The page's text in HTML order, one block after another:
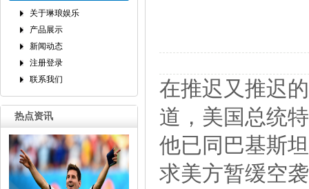
关于琳琅娱乐
产品展示
新闻动态
注册登录
联系我们
热点资讯
在推迟又推迟
道，美国总统
他已同巴基斯
求美方暂缓空